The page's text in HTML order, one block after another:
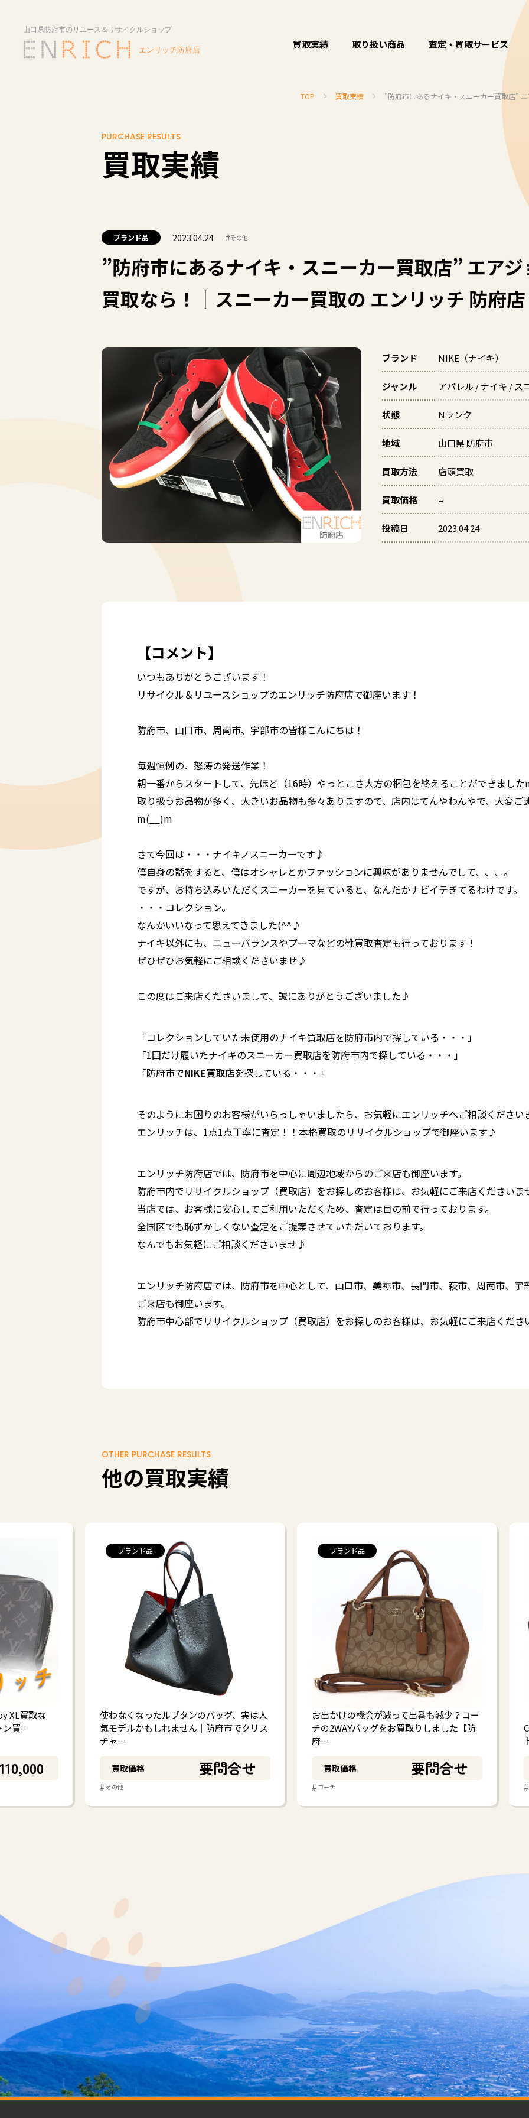
買取実績 取り扱い商品 査定・買取サービス
TOP 買取実績 ”防府市にあるナイキ・スニーカー買取店”
PURCHASE RESULTS
買取実績
ブランド品 2023.04.24 #その他
”防府市にあるナイキ・スニーカー買取店” エア
買取なら！｜スニーカー買取の エンリッチ 防府店
ブランド NIKE（ナイキ）
ジャンル アパレル / ナイキ / ス
状態 Nランク
地域 山口県 防府市
買取方法 店頭買取
買取価格 -
投稿日 2023.04.24
【コメント】
いつもありがとうございます！
リサイクル＆リユースショップのエンリッチ防府店で御座います！
防府市、山口市、周南市、宇部市の皆様こんにちは！
毎週恒例の、怒涛の発送作業！
朝一番からスタートして、先ほど（16時）やっとこさ大方の梱包を終えることができまし
取り扱うお品物が多く、大きいお品物も多々ありますので、店内はてんやわんやで、大変ご
m(__)m
さて今回は・・・ナイキノスニーカーです♪
僕自身の話をすると、僕はオシャレとかファッションに興味がありませんでして、、、。
ですが、お持ち込みいただくスニーカーを見ていると、なんだかナビイテきてるわけです。
・・・コレクション。
なんかいいなって思えてきました(^^♪
ナイキ以外にも、ニューバランスやプーマなどの靴買取査定も行っております！
ぜひぜひお気軽にご相談くださいませ♪
この度はご来店くださいまして、誠にありがとうございました♪
「コレクションしていた未使用のナイキ買取店を防府市内で探している・・・」
「1回だけ履いたナイキのスニーカー買取店を防府市内で探している・・・」
「防府市でNIKE買取店を探している・・・」
そのようにお困りのお客様がいらっしゃいましたら、お気軽にエンリッチへご相談くださ
エンリッチは、1点1点丁寧に査定！！本格買取のリサイクルショップで御座います♪
エンリッチ防府店では、防府市を中心に周辺地域からのご来店も御座います。
防府市内でリサイクルショップ（買取店）をお探しのお客様は、お気軽にご来店ください
当店では、お客様に安心してご利用いただくため、査定は目の前で行っております。
全国区でも恥ずかしくない査定をご提案させていただいております。
なんでもお気軽にご相談くださいませ♪
エンリッチ防府店では、防府市を中心として、山口市、美祢市、長門市、萩市、周南市、
ご来店も御座います。
防府市中心部でリサイクルショップ（買取店）をお探しのお客様は、お気軽にご来店くだ
OTHER PURCHASE RESULTS
他の買取実績
XL買取な
ン買…
ブランド品
使わなくなったルブタンのバッグ、実は人
気モデルかもしれません｜防府市でクリス
チャ…
買取価格 要問合せ
#その他
ブランド品
お出かけの機会が減って出番も減少？コー
チの2WAYバッグをお買取りしました【防
府…
買取価格 要問合せ
#コーチ #